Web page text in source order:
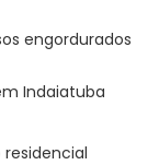
engordurados
Indaiatuba